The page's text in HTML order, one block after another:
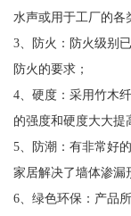
水声或用于工厂的各
3、防火：防火级别
防火的要求；
4、硬度：采用竹木
的强度和硬度大大提
5、防潮：有非常好
家居解决了墙体渗漏
6、绿色环保：产品